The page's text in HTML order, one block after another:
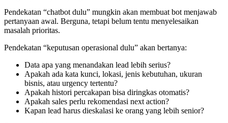
Pendekatan “chatbot dulu” mungkin akan membuat bot menjawab
pertanyaan awal. Berguna, tetapi belum tentu menyelesaikan
masalah prioritas.
Pendekatan “keputusan operasional dulu” akan bertanya:
Data apa yang menandakan lead lebih serius?
Apakah ada kata kunci, lokasi, jenis kebutuhan, ukuran
bisnis, atau urgency tertentu?
Apakah histori percakapan bisa diringkas otomatis?
Apakah sales perlu rekomendasi next action?
Kapan lead harus dieskalasi ke orang yang lebih senior?